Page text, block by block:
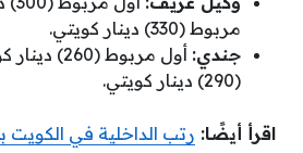
مربوط (330) دينار كويتي.
جندي:
أول مربوط
(290) دينار كويتي.
اقرأ أيضًا: رتب الداخلية في الكويت